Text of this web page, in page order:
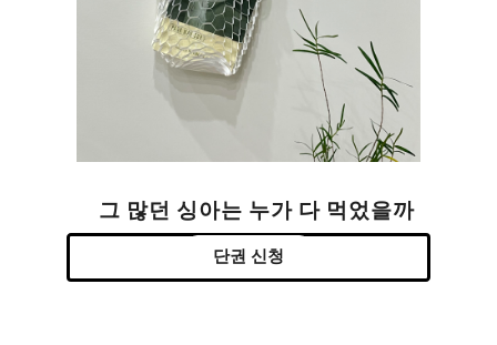
그 많던 싱아는 누가 다 먹었을까
단권 신청